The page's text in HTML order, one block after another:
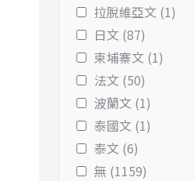
拉脫維亞文 (1)
日文 (87)
柬埔寨文 (1)
法文 (50)
波蘭文 (1)
泰國文 (1)
泰文 (6)
無 (1159)